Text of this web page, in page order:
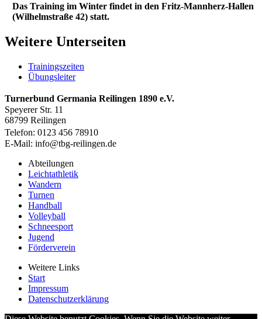
Das Training im Winter findet in den Fritz-Mannherz-Hallen
(Wilhelmstraße 42) statt.
Weitere Unterseiten
Trainingszeiten
Übungsleiter
Turnerbund Germania Reilingen 1890 e.V.
Speyerer Str. 11
68799 Reilingen
Telefon: 0123 456 78910
E-Mail: info@tbg-reilingen.de
Abteilungen
Leichtathletik
Wandern
Turnen
Handball
Volleyball
Schneesport
Jugend
Förderverein
Weitere Links
Start
Impressum
Datenschutzerklärung